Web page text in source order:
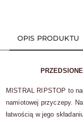
OPIS PRODUKTU
MISTRAL RIPSTOP to
namiotowej przyczepy.
łatwością w jego